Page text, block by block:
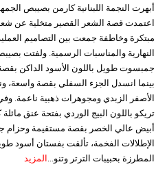
أبهرت النجمة اللبنانية كارمن بصيبص
اعتمدت قصة الشعر القصير متخلية عن
مبتكرة وخاطفة جمعت بين التصاميم
النهارية والمناسبات الرسمية. ولفتت
جمبسوت طويل باللون الأسود الداكن
بينما انسدل الجزء السفلي بقصة واسعة،
الأصفر الزبدي ومجوهرات ذهبية ناعمة.
تريكو باللون البيج الوردي بفتحة عنق
أبيض عالي الخصر بقصة مستقيمة وحزام
الإطلالات الفخمة، تألقت بفستان أسود
المطرزة بحبيبات الترتر وتنو... المزيد